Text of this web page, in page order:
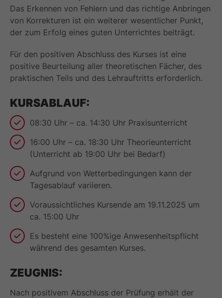
Das Erkennen von Fehlern und das richtige Anbringen
von Korrekturen ist ein weiterer wesentlicher Punkt,
der zum Erfolg eines guten Unterrichtes beiträgt.
Für den positiven Abschluss des Kurses ist eine
positive Beurteilung aller theoretischen Fächer, des
praktischen Teils und des Lehrauftritts erforderlich.
KURSABLAUF:
08:30 Uhr – ca. 14:30 Uhr Praxisunterricht
16:00 Uhr – ca. 18:30 Uhr Theorieunterricht
(Unterricht ab 19:00 Uhr bei Bedarf)
Aufgrund von Wetterbedingungen kann der
Tagesablauf variieren.
Voraussichtliches Kursende am 19.11.2025 um
ca. 15:00 Uhr
Es besteht eine 100%ige Anwesenheitspflicht
während des gesamten Kurses.
ZEUGNIS:
Nach positivem Abschluss der Prüfung erhält der